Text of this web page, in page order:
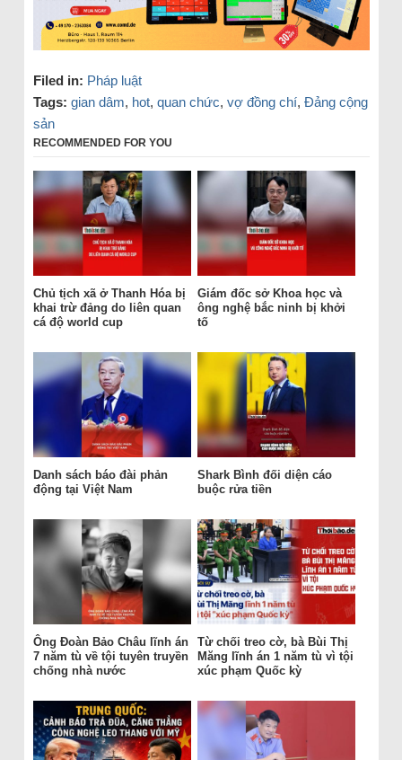
Filed in: Pháp luật
Tags: gian dâm, hot, quan chức, vợ đồng chí, Đảng cộng
sản
RECOMMENDED FOR YOU
Chủ tịch xã ở Thanh Hóa bị
khai trừ đảng do liên quan
cá độ world cup
Giám đốc sở Khoa học và
ông nghệ bắc ninh bị khởi
tố
Danh sách báo đài phản
động tại Việt Nam
Shark Bình đối diện cáo
buộc rửa tiền
Ông Đoàn Bảo Châu lĩnh án
7 năm tù về tội tuyên truyền
chống nhà nước
Từ chối treo cờ, bà Bùi Thị
Măng lĩnh án 1 năm tù vì tội
xúc phạm Quốc kỳ